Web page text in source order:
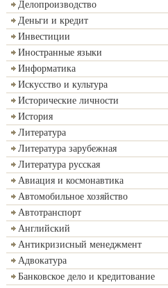
Делопроизводство
Деньги и кредит
Инвестиции
Иностранные языки
Информатика
Искусство и культура
Исторические личности
История
Литература
Литература зарубежная
Литература русская
Авиация и космонавтика
Автомобильное хозяйство
Автотранспорт
Английский
Антикризисный менеджмент
Адвокатура
Банковское дело и кредитование